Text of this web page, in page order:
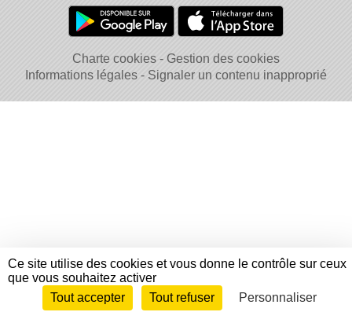
Charte cookies
Gestion des cookies
Informations légales
Signaler un contenu inapproprié
Envie de participer ? Connexion
Ce site utilise des cookies et vous donne le contrôle sur ceux
que vous souhaitez activer
Tout accepter
Tout refuser Personnaliser